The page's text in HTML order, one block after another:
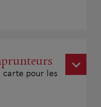
carte pour les